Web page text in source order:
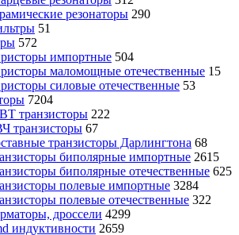
резонаторы 290
51
572
импортные 504
маломощные отечественные 15
силовые отечественные 53
7204
транзисторы 222
транзисторы 67
транзисторы Дарлингтона 68
биполярные импортные 2615
биполярные отечественные 625
полевые импортные 3284
полевые отечественные 322
дроссели 4299
индуктивности 2659